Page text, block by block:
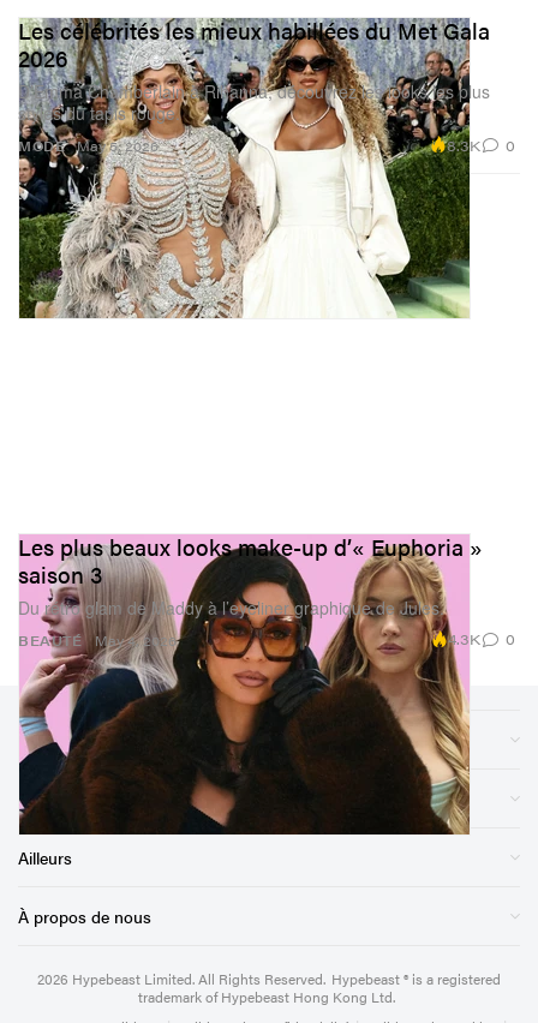
MODE
Les célébrités les mieux habillées du Met Gala
2026
D’Emma Chamberlain à Rihanna, découvrez les looks les plus
stylés du tapis rouge.
May 5, 2026 8.3K 0
BEAUTÉ
Les plus beaux looks make-up d’« Euphoria »
saison 3
Du rétro glam de Maddy à l’eyeliner graphique de Jules.
May 4, 2026 4.3K 0
Sections
Magasin
Ailleurs
À propos de nous
2026 Hypebeast Limited. All Rights Reserved. Hypebeast ® is a registered
trademark of Hypebeast Hong Kong Ltd.